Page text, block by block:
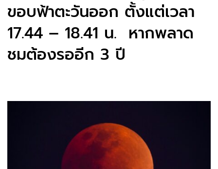
ขอบฟ้าตะวันออก ตั้งแต่เวลา
17.44 – 18.41 น. หากพลาด
ชมต้องรออีก 3 ปี